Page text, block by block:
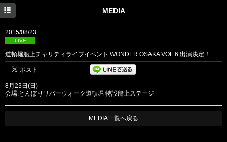
MEDIA
2015/08/23
LIVE
道頓堀船上チャリティライブイベント WONDER OSAKA VOL.6 出演決定！
8月23日(日)
会場:とんぼりリバーウォーク道頓堀 特設船上ステージ
MEDIA一覧へ戻る
NEWS
PROFILE
DISCOGRAPHY
BLOG